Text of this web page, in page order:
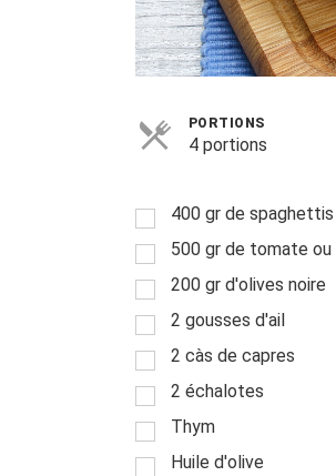
PORTIONS
4 portions
400 gr de spaghettis
500 gr de tomate
200 gr d'olives noire
2 gousses d'ail
2 càs de capres
2 échalotes
Thym
Huile d'olive